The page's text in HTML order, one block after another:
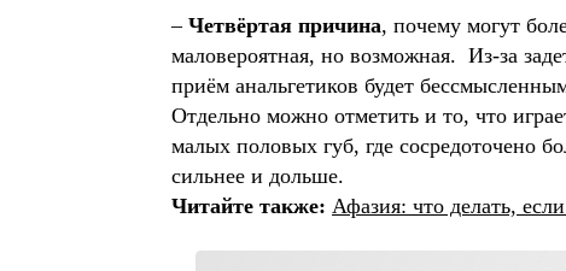
–Четвёртая причина, почему могут
маловероятная, но возможная. Из-за
приём анальгетиков будет
Отдельно можно отметить и то, что
малых половых губ, где сосредоточено
сильнее и дольше.
Читайте также: Афазия: что делать,